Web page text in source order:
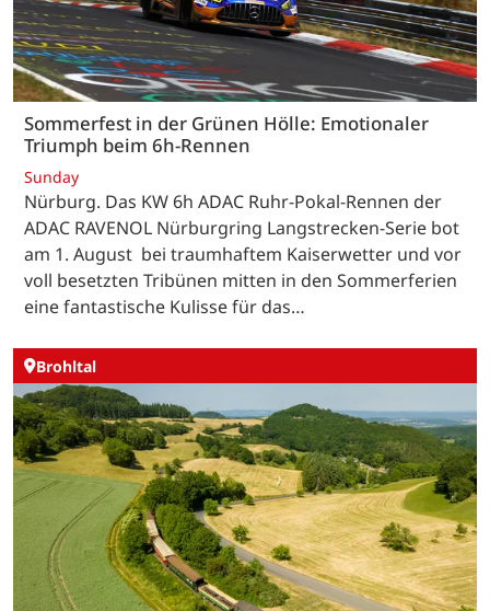
Sommerfest in der Grünen Hölle: Emotionaler
Triumph beim 6h-Rennen
Sunday
Nürburg. Das KW 6h ADAC Ruhr-Pokal-Rennen der
ADAC RAVENOL Nürburgring Langstrecken-Serie bot
am 1. August bei traumhaftem Kaiserwetter und vor
voll besetzten Tribünen mitten in den Sommerferien
eine fantastische Kulisse für das…
Brohltal